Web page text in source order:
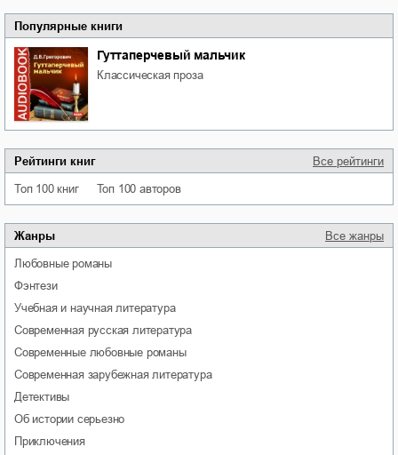
Популярные книги
Гуттаперчевый мальчик
классическая проза
Рейтинги книг Все рейтинги
Топ 100 книг Топ 100 авторов
Жанры Все жанры
любовные романы
фэнтези
учебная и научная литература
современная русская литература
современные любовные романы
современная зарубежная литература
детективы
об истории серьезно
приключения